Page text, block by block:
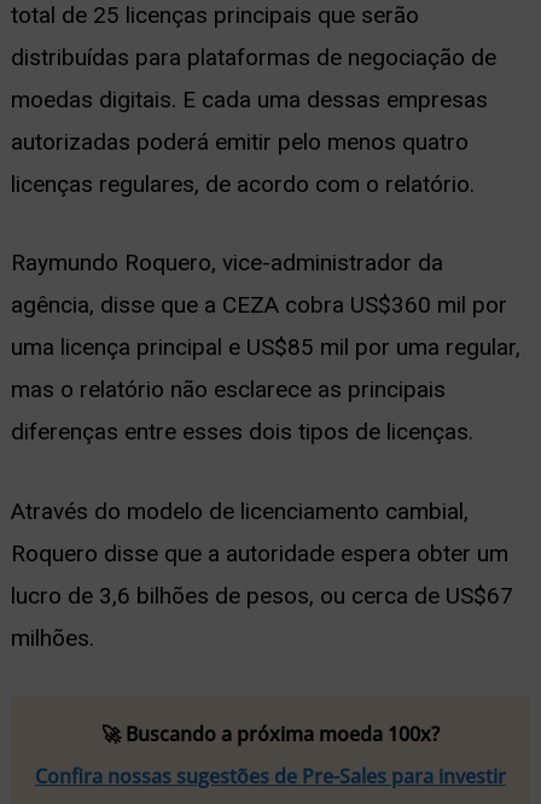
total de 25 licenças principais que serão
distribuídas para plataformas de negociação de
moedas digitais. E cada uma dessas empresas
autorizadas poderá emitir pelo menos quatro
licenças regulares, de acordo com o relatório.
Raymundo Roquero, vice-administrador da
agência, disse que a CEZA cobra US$360 mil por
uma licença principal e US$85 mil por uma regular,
mas o relatório não esclarece as principais
diferenças entre esses dois tipos de licenças.
Através do modelo de licenciamento cambial,
Roquero disse que a autoridade espera obter um
lucro de 3,6 bilhões de pesos, ou cerca de US$67
milhões.
🚀 Buscando a próxima moeda 100x?
Confira nossas sugestões de Pre-Sales para investir